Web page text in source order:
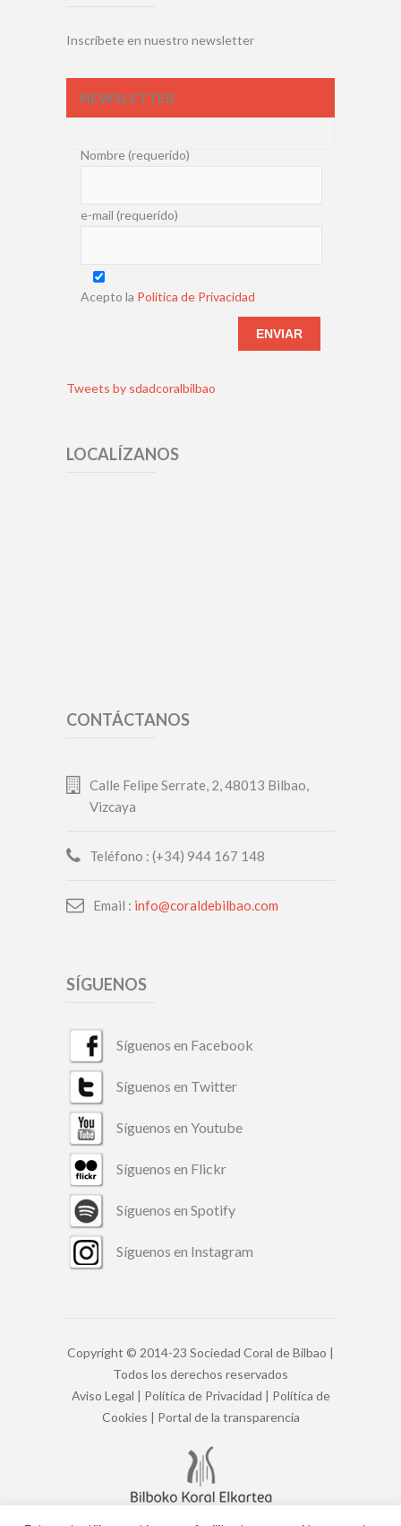
Inscríbete en nuestro newsletter
NEWSLETTER
Nombre (requerido)
e-mail (requerido)
Acepto la Política de Privacidad
Tweets by sdadcoralbilbao
LOCALÍZANOS
CONTÁCTANOS
Calle Felipe Serrate, 2, 48013 Bilbao,
Vizcaya
Teléfono : (+34) 944 167 148
Email : info@coraldebilbao.com
SÍGUENOS
Síguenos en Facebook
Síguenos en Twitter
Síguenos en Youtube
Síguenos en Flickr
Síguenos en Spotify
Síguenos en Instagram
Copyright © 2014-23 Sociedad Coral de Bilbao |
Todos los derechos reservados
Aviso Legal | Política de Privacidad | Política de
Cookies | Portal de la transparencia